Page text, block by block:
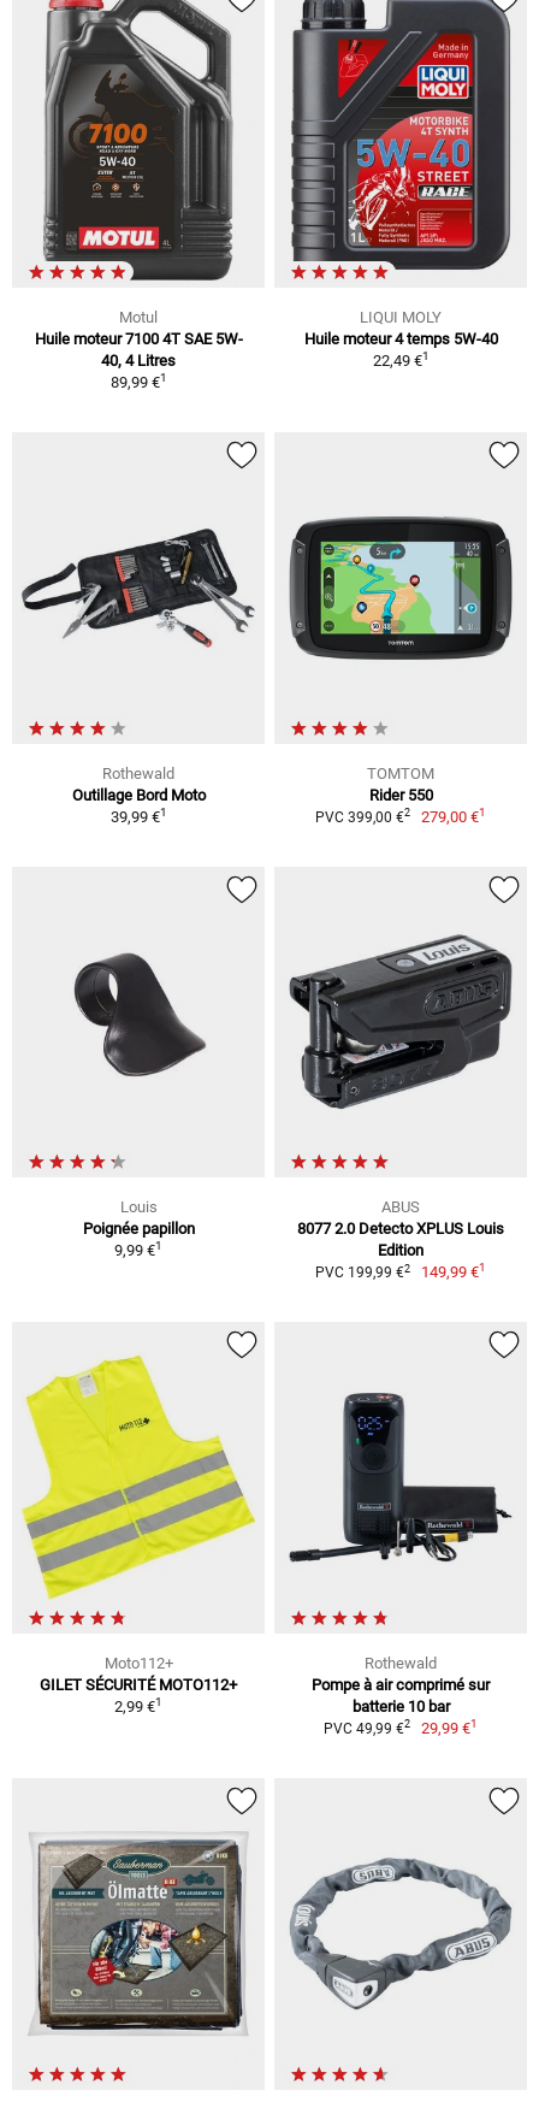
Motul
Huile moteur 7100 4T SAE 5W-
40, 4 Litres
89,99 €1
LIQUI MOLY
Huile moteur 4 temps 5W-40
22,49 €1
Rothewald
Outillage Bord Moto
39,99 €1
TOMTOM
Rider 550
PVC 399,00 €2 279,00 €1
Louis
Poignée papillon
9,99 €1
ABUS
8077 2.0 Detecto XPLUS Louis
Edition
PVC 199,99 €2 149,99 €1
Moto112+
GILET SÉCURITÉ MOTO112+
2,99 €1
Rothewald
Pompe à air comprimé sur
batterie 10 bar
PVC 49,99 €2 29,99 €1